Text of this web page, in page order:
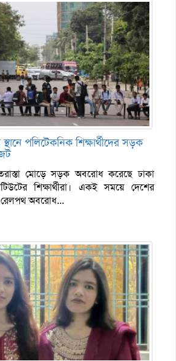
পলিটেকনিক শিক্ষার্থীদের সড়ক
মোড়ে সড়ক অবরোধ করেছে ঢাকা
শিক্ষার্থীরা। একই সময়ে দেশের
রেলপথ অবরোধ...